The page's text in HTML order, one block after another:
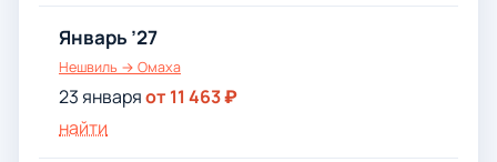
Январь ’27
Нешвиль → Омаха
23 январяот 11 463 ₽
найти